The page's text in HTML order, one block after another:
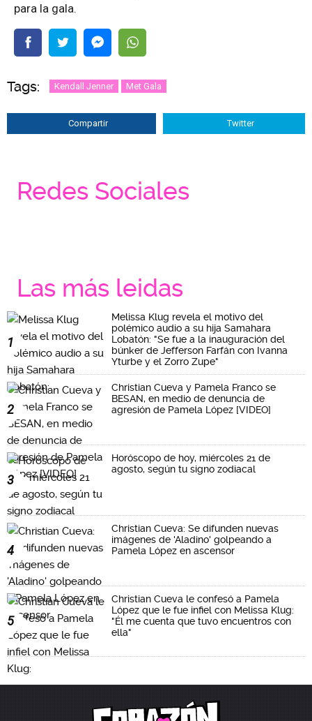
para la gala.
Tags: Kendall Jenner Met Gala
Compartir Twitter
Redes Sociales
Las más leidas
1
Melissa Klug revela el motivo del
polémico audio a su hija Samahara
Lobatón: "Se fue a la inauguración del
búnker de Jefferson Farfán con Ivanna
Yturbe y el Zorro Zupe"
2
Christian Cueva y Pamela Franco se
BESAN, en medio de denuncia de
agresión de Pamela López [VIDEO]
3
Horóscopo de hoy, miércoles 21 de
agosto, según tu signo zodiacal
4
Christian Cueva: Se difunden nuevas
imágenes de 'Aladino' golpeando a
Pamela López en ascensor
5
Christian Cueva le confesó a Pamela
López que le fue infiel con Melissa Klug:
"Él me cuenta que tuvo encuentros con
ella"